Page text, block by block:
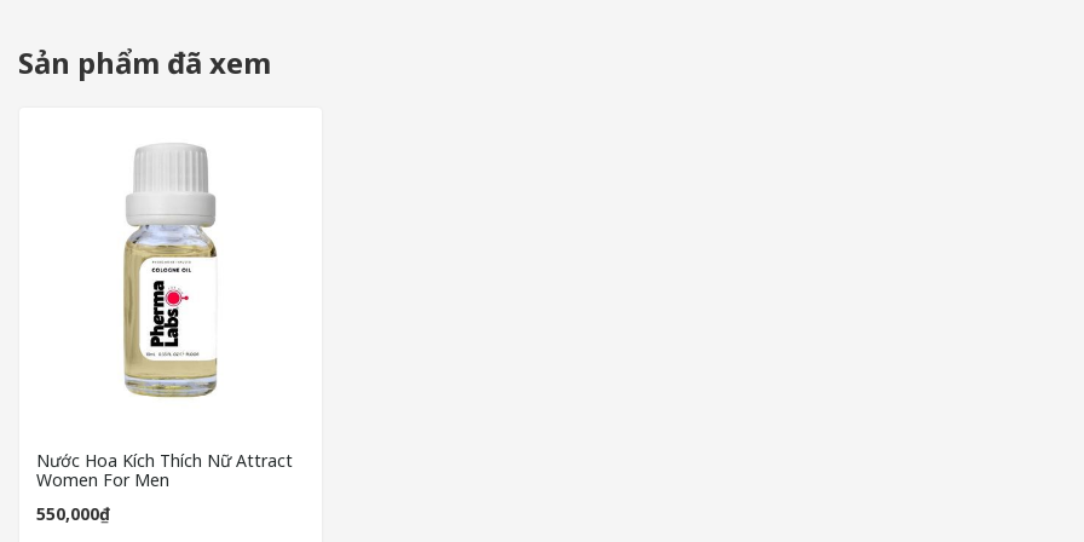
Attract Women For Men giúp tăng cường sự tự tin và phong thái
kể. Cảm giác này được thể hiện qua phong thái, cử chỉ và ánh mắt, khiến bạn trở nên cởi mở và cuốn hút hơn.
Việc bạn biết mình đang có một mùi hương quyến rũ sẽ giúp bạn thoải mái hơn khi giao tiếp, từ đó tạo ra những tương tác tích cực
Attract Women For Men tạo ấn tượng khó phai và sự tò mò
Não bộ con người có khả năng liên kết mùi hương với ký ức và cảm xúc một cách mạnh mẽ. Một mùi hương đặc trưng, dễ chịu có
Khi một cô gái cảm nhận được mùi hương của bạn, cô ấy sẽ vô thức chú ý và muốn tìm hiểu thêm về con người bạn. Sự tò mò
nổi bật và khác biệt so với những người đàn ông khác.
Attract Women For Men hỗ trợ giao tiếp và kết nối gần gũi hơn
Sản phẩm đã xem
Nước Hoa Kích Thích Nữ Attract
Women For Men
550,000₫